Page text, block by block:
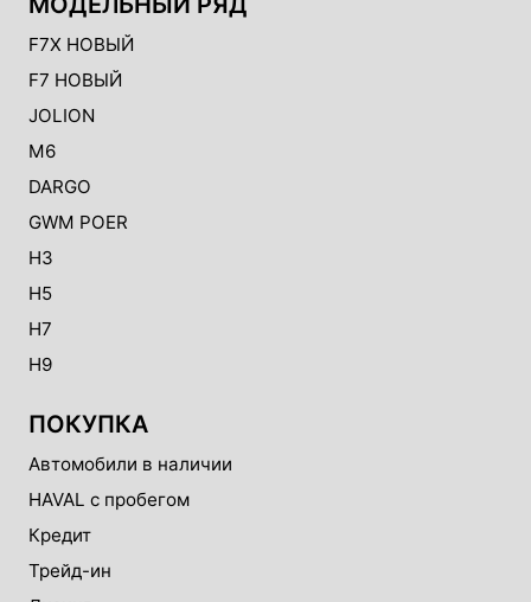
F7X НОВЫЙ
F7 НОВЫЙ
JOLION
M6
DARGO
GWM POER
H3
H5
H7
H9
ПОКУПКА
Автомобили в наличии
HAVAL с пробегом
Кредит
Трейд-ин